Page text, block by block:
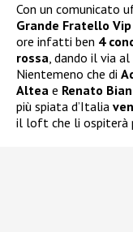
Con un comunicato
Grande Fratello
ore infatti ben 4
rossa, dando il via
Nientemeno che di
Altea e Renato
più spiata d’Italia
il loft che li ospiterà